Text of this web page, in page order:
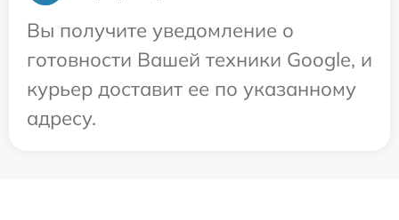
Вы получите уведомление о
готовности Вашей техники Google, и
курьер доставит ее по указанному
адресу.